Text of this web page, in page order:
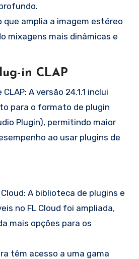
que amplia a imagem estéreo
mixagens mais dinâmicas e
in CLAP
A versão 24.1.1 inclui
para o formato de plugin
Plugin), permitindo maior
ao usar plugins de
A biblioteca de plugins e
no FL Cloud foi ampliada,
mais opções para os
têm acesso a uma gama